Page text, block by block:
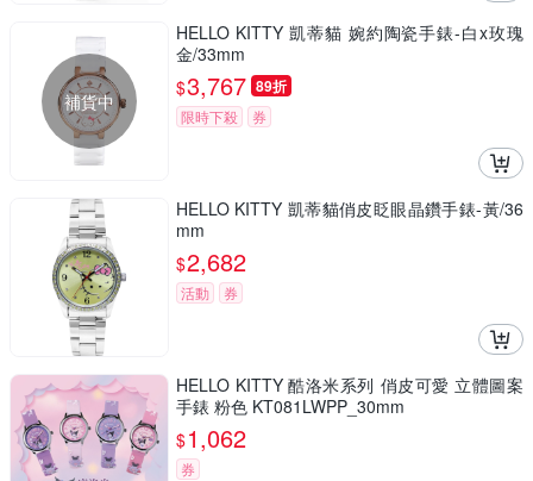
補貨中
HELLO KITTY 凱蒂貓 婉約陶瓷手錶-白x玫瑰
金/33mm
$3,767 89折
限時下殺 券
HELLO KITTY 凱蒂貓俏皮眨眼晶鑽手錶-黃/36
mm
$2,682
活動 券
HELLO KITTY 酷洛米系列 俏皮可愛 立體圖案
手錶 粉色 KT081LWPP_30mm
$1,062
券